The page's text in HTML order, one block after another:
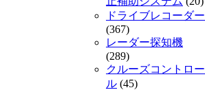
ドライブレコーダー
(367)
レーダー探知機
(289)
クルーズコントロー
ル (45)